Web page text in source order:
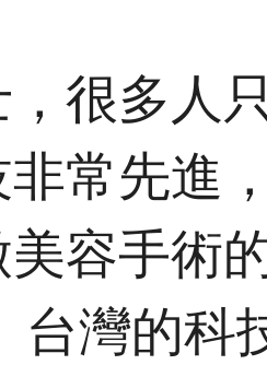
很多人
常先進
容手術
台灣的科